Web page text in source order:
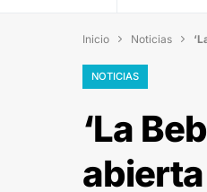
Inicio  Noticias 
NOTICIAS
‘La